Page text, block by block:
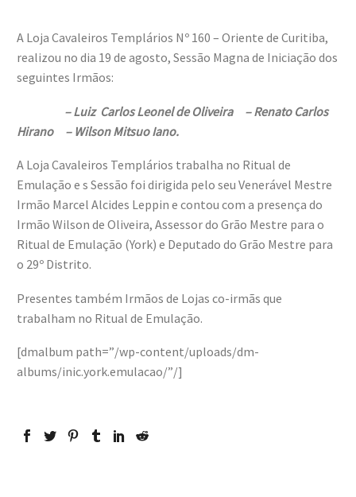
A Loja Cavaleiros Templários Nº 160 – Oriente de Curitiba,
realizou no dia 19 de agosto, Sessão Magna de Iniciação dos
seguintes Irmãos:
– Luiz Carlos Leonel de Oliveira – Renato Carlos
Hirano – Wilson Mitsuo Iano.
A Loja Cavaleiros Templários trabalha no Ritual de
Emulação e s Sessão foi dirigida pelo seu Venerável Mestre
Irmão Marcel Alcides Leppin e contou com a presença do
Irmão Wilson de Oliveira, Assessor do Grão Mestre para o
Ritual de Emulação (York) e Deputado do Grão Mestre para
o 29º Distrito.
Presentes também Irmãos de Lojas co-irmãs que
trabalham no Ritual de Emulação.
[dmalbum path=”/wp-content/uploads/dm-
albums/inic.york.emulacao/”/]